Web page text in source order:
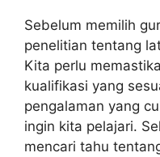
Sebelum memilih
penelitian tentang
Kita perlu
kualifikasi yang
pengalaman yang
ingin kita pelajari.
mencari tahu